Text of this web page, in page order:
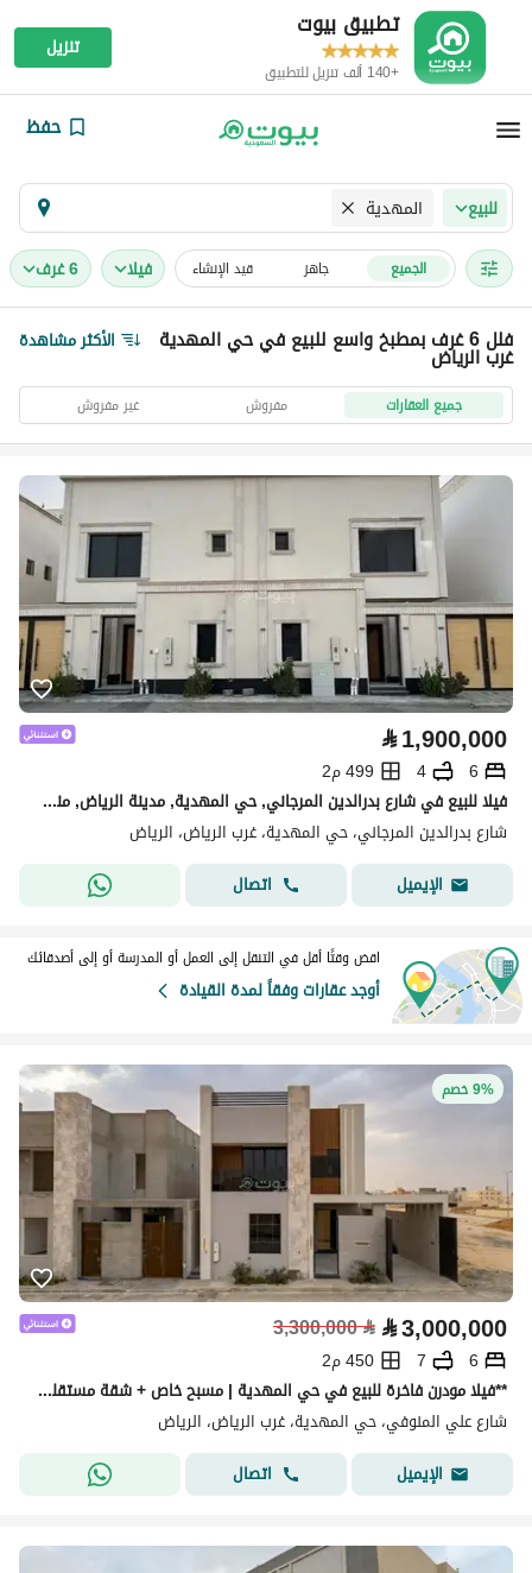
تطبيق بيوت
+140 ألف تنزيل للتطبيق
تنزيل
حفظ
للبيع المهدية
الجميع جاهز قيد الإنشاء فیلا 6 غرف
فلل 6 غرف بمطبخ واسع للبيع في حي المهديةغرب الرياض الأكثر مشاهدة
جميع العقارات مفروش غير مفروش
⃁1,900,000
6
4
499 م2
فيلا للبيع في شارع بدرالدين المرجاني, حي المهدية, مدينة الرياض, منطقة الرياض
شارع بدرالدين المرجاني، حي المهدية، غرب الرياض، الرياض
الإيميل
اتصال
اقض وقتًا أقل في التنقل إلى العمل أو المدرسة أو إلى أصدقائك
أوجد عقارات وفقاً لمدة القيادة
9% خصم
⃁3,000,000
⃁
3,300,000
6
7
450 م2
**فيلا مودرن فاخرة للبيع في حي المهدية | مسبح خاص + شقة مستقلة **
شارع علي المنوفي، حي المهدية، غرب الرياض، الرياض
الإيميل
اتصال